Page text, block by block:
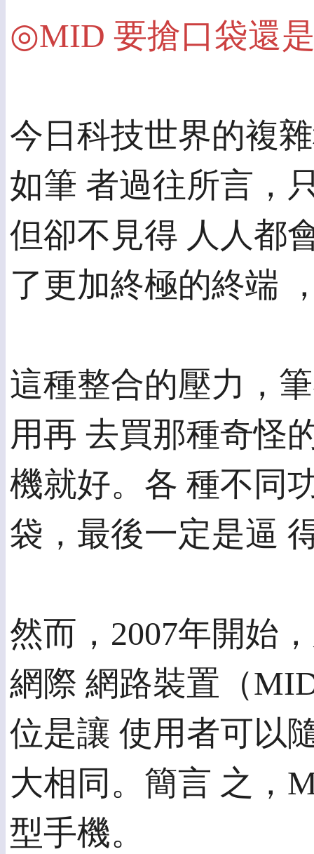
◎MID 要搶口袋還
今日科技世界的複
如筆 者過往所言，
但卻不見得 人人都
了更加終極的終端
這種整合的壓力，
用再 去買那種奇怪
機就好。各 種不同
袋，最後一定是逼
然而，2007年開始
網際 網路裝置（
位是讓 使用者可以
大相同。簡言 之，
型手機。